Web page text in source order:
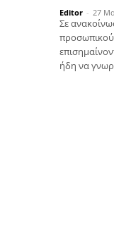
Editor - 27
Σε
προσωπικού
ήδη να